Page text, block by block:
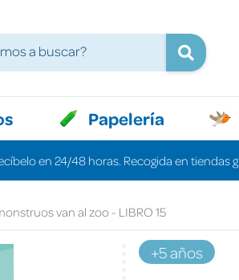
Papelería
en 24/48 horas. Recogida en tiendas
van al zoo - LIBRO 15
+5 años